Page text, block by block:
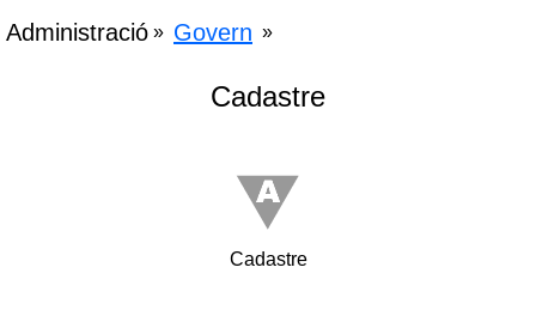
Administració » Govern »
Cadastre
Cadastre